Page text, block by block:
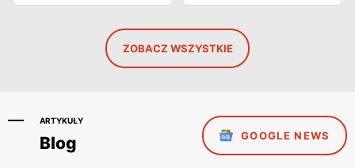
ZOBACZ WSZYSTKIE
ARTYKUŁY
Blog GOOGLE NEWS